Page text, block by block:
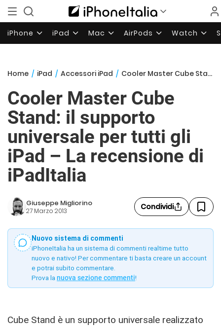
iPhone iPad Mac AirPods Watch
Home / iPad / Accessori iPad / Cooler Master Cube Stand: il supporto universale per tutti gli iPad – La recensione di iPadItalia
Cooler Master Cube
Stand: il supporto
universale per tutti gli
iPad – La recensione di
iPadItalia
Giuseppe Migliorino
27 Marzo 2013 Condividi
Nuovo sistema di commenti
iPhoneItalia ha un sistema di commenti realtime tutto
nuovo e nativo! Per commentare ti basta creare un account
e potrai subito commentare.
Prova la nuova sezione commenti!
Cube Stand è un supporto universale realizzato